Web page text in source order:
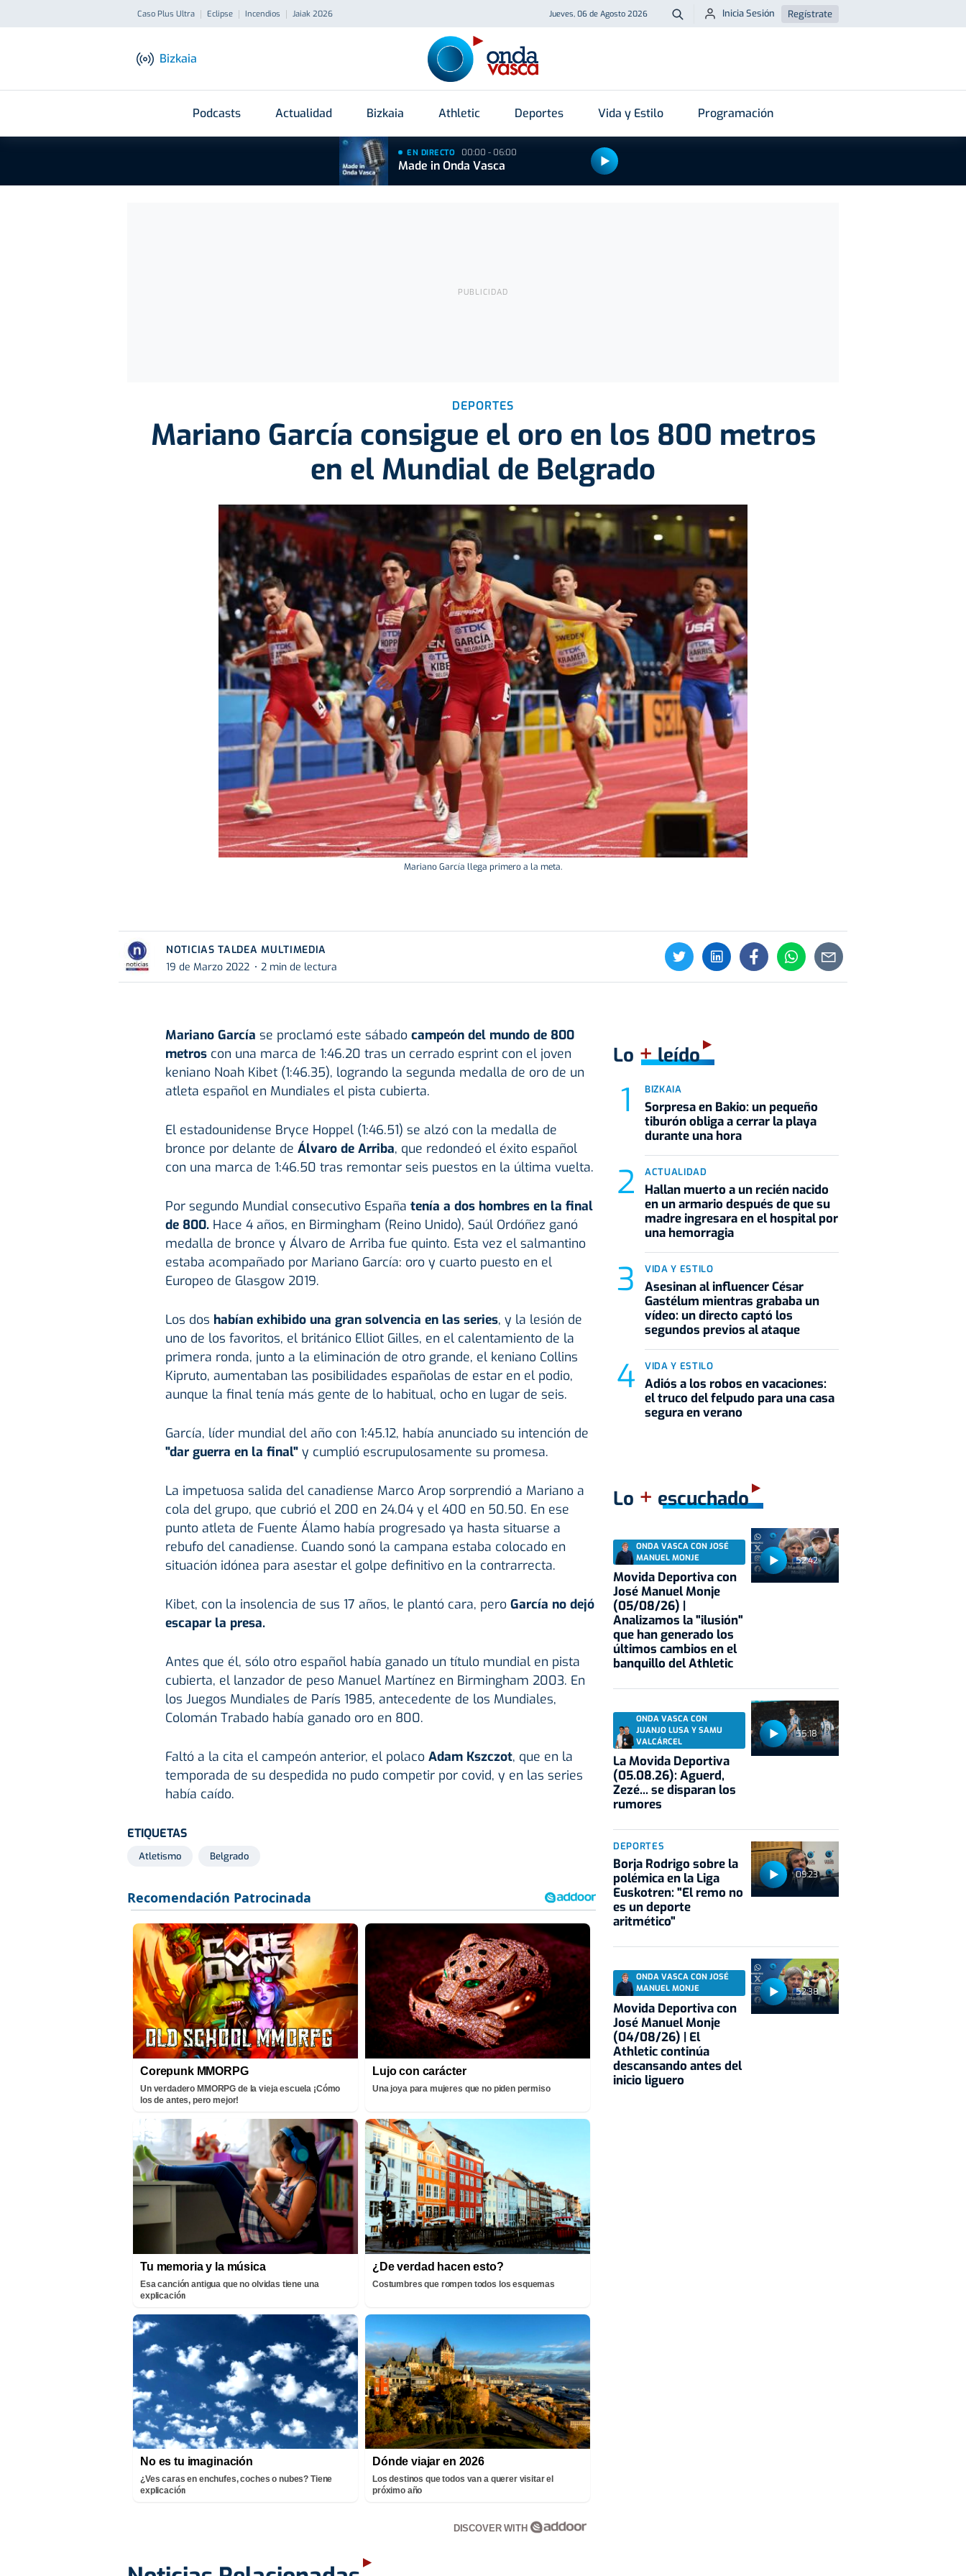
Caso Plus Ultra Eclipse Incendios Jaiak 2026 Jueves, 06 de Agosto 2026 Buscar
Inicia Sesión Regístrate
Bizkaia
Podcasts Actualidad Bizkaia Athletic Deportes Vida y Estilo Programación
EN DIRECTO 00:00 - 06:00
Made in Onda Vasca
DEPORTES
Mariano García consigue el oro en los 800 metros
en el Mundial de Belgrado
Mariano García llega primero a la meta.
NOTICIAS TALDEA MULTIMEDIA
19 de Marzo 2022
2 min de lectura
Mariano García se proclamó este sábado campeón del mundo de 800
metros con una marca de 1:46.20 tras un cerrado esprint con el joven
keniano Noah Kibet (1:46.35), logrando la segunda medalla de oro de un
atleta español en Mundiales el pista cubierta.
El estadounidense Bryce Hoppel (1:46.51) se alzó con la medalla de
bronce por delante de Álvaro de Arriba, que redondeó el éxito español
con una marca de 1:46.50 tras remontar seis puestos en la última vuelta.
Por segundo Mundial consecutivo España tenía a dos hombres en la final
de 800.Hace 4 años, en Birmingham (Reino Unido), Saúl Ordóñez ganó
medalla de bronce y Álvaro de Arriba fue quinto. Esta vez el salmantino
estaba acompañado por Mariano García: oro y cuarto puesto en el
Europeo de Glasgow 2019.
Los dos habían exhibido una gran solvencia en las series, y la lesión de
uno de los favoritos, el británico Elliot Gilles, en el calentamiento de la
primera ronda, junto a la eliminación de otro grande, el keniano Collins
Kipruto, aumentaban las posibilidades españolas de estar en el podio,
aunque la final tenía más gente de lo habitual, ocho en lugar de seis.
García, líder mundial del año con 1:45.12, había anunciado su intención de
"dar guerra en la final"y cumplió escrupulosamente su promesa.
La impetuosa salida del canadiense Marco Arop sorprendió a Mariano a
cola del grupo, que cubrió el 200 en 24.04 y el 400 en 50.50. En ese
punto atleta de Fuente Álamo había progresado ya hasta situarse a
rebufo del canadiense. Cuando sonó la campana estaba colocado en
situación idónea para asestar el golpe definitivo en la contrarrecta.
Kibet, con la insolencia de sus 17 años, le plantó cara, pero García no dejó
escapar la presa.
Antes que él, sólo otro español había ganado un título mundial en pista
cubierta, el lanzador de peso Manuel Martínez en Birmingham 2003. En
los Juegos Mundiales de París 1985, antecedente de los Mundiales,
Colomán Trabado había ganado oro en 800.
Faltó a la cita el campeón anterior, el polacoAdam Kszczot, que en la
temporada de su despedida no pudo competir por covid, y en las series
había caído.
ETIQUETAS
Atletismo Belgrado
Corepunk MMORPG
Un verdadero MMORPG de la vieja escuela ¡Cómo
los de antes, pero mejor!
Lujo con carácter
Una joya para mujeres que no piden permiso
Tu memoria y la música
Esa canción antigua que no olvidas tiene una
explicación
¿De verdad hacen esto?
Costumbres que rompen todos los esquemas
No es tu imaginación
¿Ves caras en enchufes, coches o nubes? Tiene
explicación
Dónde viajar en 2026
Los destinos que todos van a querer visitar el
próximo año
DISCOVER WITH
Lo +leído
BIZKAIA
Sorpresa en Bakio: un pequeño
tiburón obliga a cerrar la playa
durante una hora
ACTUALIDAD
Hallan muerto a un recién nacido
en un armario después de que su
madre ingresara en el hospital por
una hemorragia
VIDA Y ESTILO
Asesinan al influencer César
Gastélum mientras grababa un
vídeo: un directo captó los
segundos previos al ataque
VIDA Y ESTILO
Adiós a los robos en vacaciones:
el truco del felpudo para una casa
segura en verano
Lo + escuchado
52:42
ONDA VASCA CON JOSÉ
MANUEL MONJE
Movida Deportiva con
José Manuel Monje
(05/08/26) |
Analizamos la "ilusión"
que han generado los
últimos cambios en el
banquillo del Athletic
55:18
ONDA VASCA CON
JUANJO LUSA Y SAMU
VALCÁRCEL
La Movida Deportiva
(05.08.26): Aguerd,
Zezé... se disparan los
rumores
09:23
DEPORTES
Borja Rodrigo sobre la
polémica en la Liga
Euskotren: "El remo no
es un deporte
aritmético"
52:38
ONDA VASCA CON JOSÉ
MANUEL MONJE
Movida Deportiva con
José Manuel Monje
(04/08/26) | El
Athletic continúa
descansando antes del
inicio liguero